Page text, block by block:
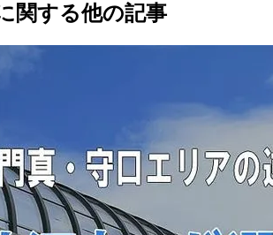
関する他の記事